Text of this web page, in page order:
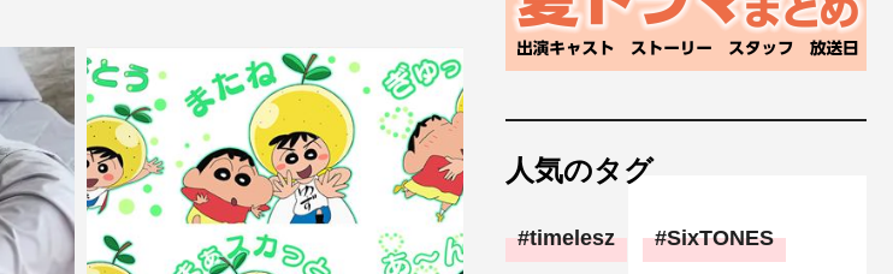
人気のタグ
timelesz SixTONES